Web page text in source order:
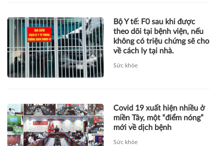
Bộ Y tế: F0 sau khi được
theo dõi tại bệnh viện, nếu
không có triệu chứng sẽ cho
về cách ly tại nhà.
Sức khỏe
Covid 19 xuất hiện nhiều ở
miền Tây, một “điểm nóng”
mới về dịch bệnh
Sức khỏe